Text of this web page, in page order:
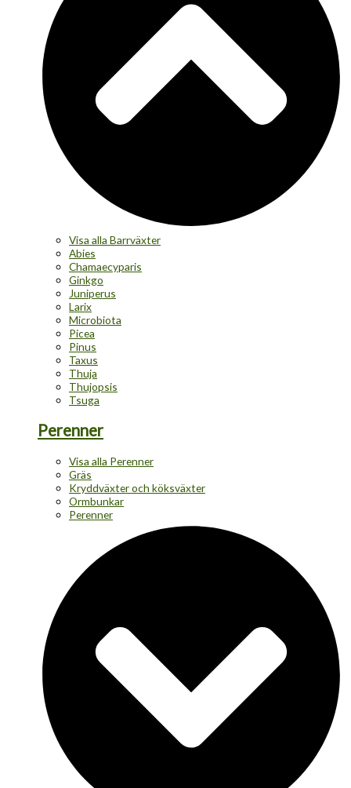
Visa alla Barrväxter
Abies
Chamaecyparis
Ginkgo
Juniperus
Larix
Microbiota
Picea
Pinus
Taxus
Thuja
Thujopsis
Tsuga
Perenner
Visa alla Perenner
Gräs
Kryddväxter och köksväxter
Ormbunkar
Perenner